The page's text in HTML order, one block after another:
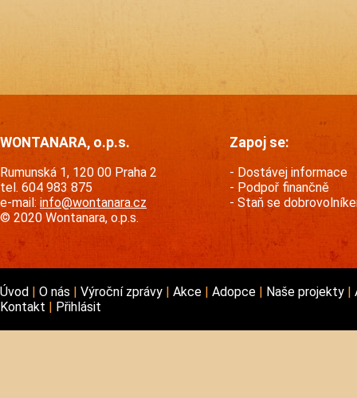
WONTANARA, o.p.s.
Rumunská 1, 120 00 Praha 2
tel. 604 983 875
e-mail: info@wontanara.cz
© 2020 Wontanara, o.p.s.
Zapoj se:
Dostávej informace
Podpoř finančně
Staň se
Úvod O nás Výroční zprávy Akce Adopce Naše projekty
Kontakt
Přihlásit